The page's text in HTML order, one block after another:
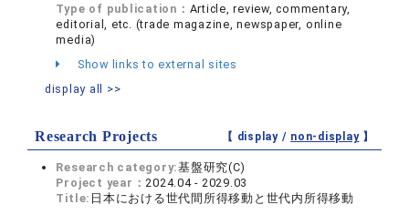
Type of publication： Article, review, commentary,
editorial, etc. (trade magazine, newspaper, online
media)
Show links to external sites
display all >>
Research Projects 【 display / non-display】
Research category:基盤研究(C)
Project year：2024.04 - 2029.03
Title: 日本における世代間所得移動と世代内所得移動